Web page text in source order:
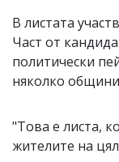
В листата
Част от
политически
няколко общини
"Това е листа,
жителите на